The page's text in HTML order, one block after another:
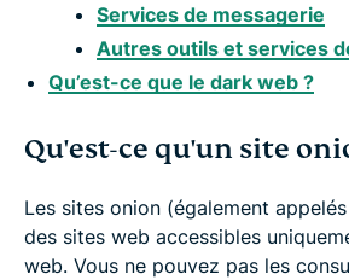
Services de messagerie
Autres outils et services
Qu’est-ce que le dark web ?
Qu'est-ce qu'un site
Les sites onion (également
des sites web accessibles
web. Vous ne pouvez pas les